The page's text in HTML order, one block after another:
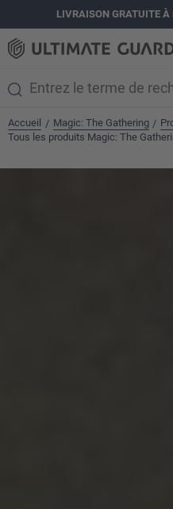
principalLIVRAISON GRATUITE À
Accueil / Magic: The Gathering /
Tous les produits Magic: The